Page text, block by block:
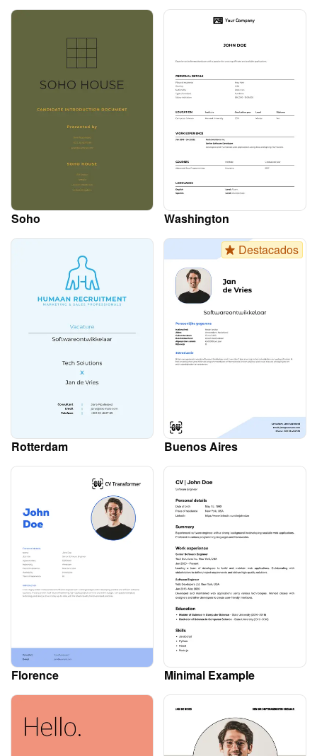
Soho Washington
Rotterdam
Destacados
Buenos Aires
Florence Minimal Example